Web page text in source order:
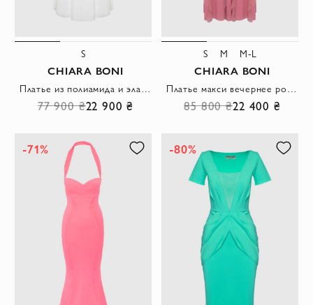
S
CHIARA BONI
Платье из полиамида и эластана белое женское
77 900 ₴22 900 ₴
S M M-L
CHIARA BONI
Платье макси вечернее розовое женское
85 800 ₴22 400 ₴
-71% -80%